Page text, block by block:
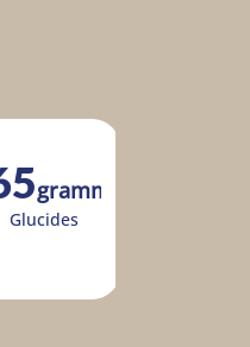
grammes
Glu­cides